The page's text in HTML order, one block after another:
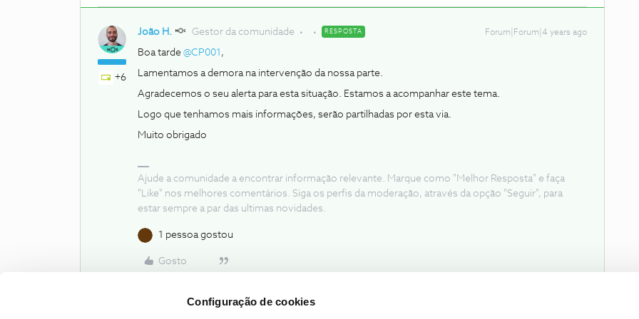
Configuração de cookies
+6
João H. Gestor da comunidade RESPOSTA Forum|Forum|4 years ago
Boa tarde @CP001 ,
Lamentamos a demora na intervenção da nossa parte.
Agradecemos o seu alerta para esta situação. Estamos a acompanhar este tema.
Logo que tenhamos mais informações, serão partilhadas por esta via.
Muito obrigado
Ajude a comunidade a encontrar informação relevante. Marque como "Melhor Resposta" e faça
"Like" nos melhores comentários. Siga os perfis da moderação, através da opção "Seguir", para
estar sempre a par das ultimas novidades.
1 pessoa gostou
Gosto